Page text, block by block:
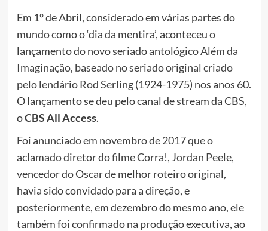
Em 1° de Abril, considerado em várias partes do
mundo como o ‘dia da mentira’, aconteceu o
lançamento do novo seriado antológicoAlém da
Imaginação, baseado no seriado original criado
pelo lendário Rod Serling(1924-1975) nos anos 60.
O lançamento se deu pelo canal de stream da CBS,
oCBS All Access.
Foi anunciado em novembro de 2017 que o
aclamado diretor do filme Corra!, Jordan Peele,
vencedor do Oscar de melhor roteiro original,
havia sido convidado para a direção, e
posteriormente, em dezembro do mesmo ano, ele
também foi confirmado na produção executiva, ao